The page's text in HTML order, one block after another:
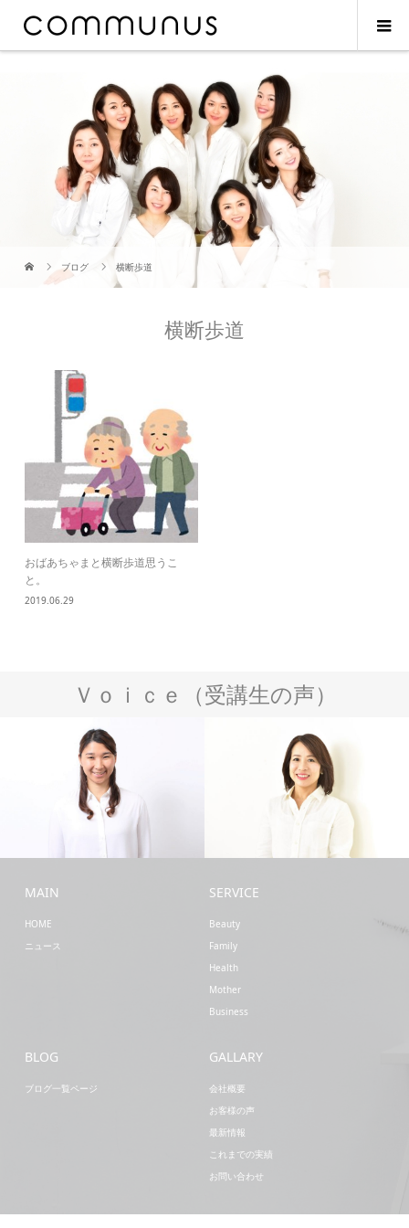
ブログ 横断歩道
横断歩道
おばあちゃまと横断歩道思うこ
と。
2019.06.29
Ｖｏｉｃｅ（受講生の声）
Business
MAIN
HOME
ニュース
SERVICE
Beauty
Family
Health
Mother
Business
BLOG
ブログ一覧ページ
GALLARY
会社概要
お客様の声
最新情報
これまでの実績
お問い合わせ